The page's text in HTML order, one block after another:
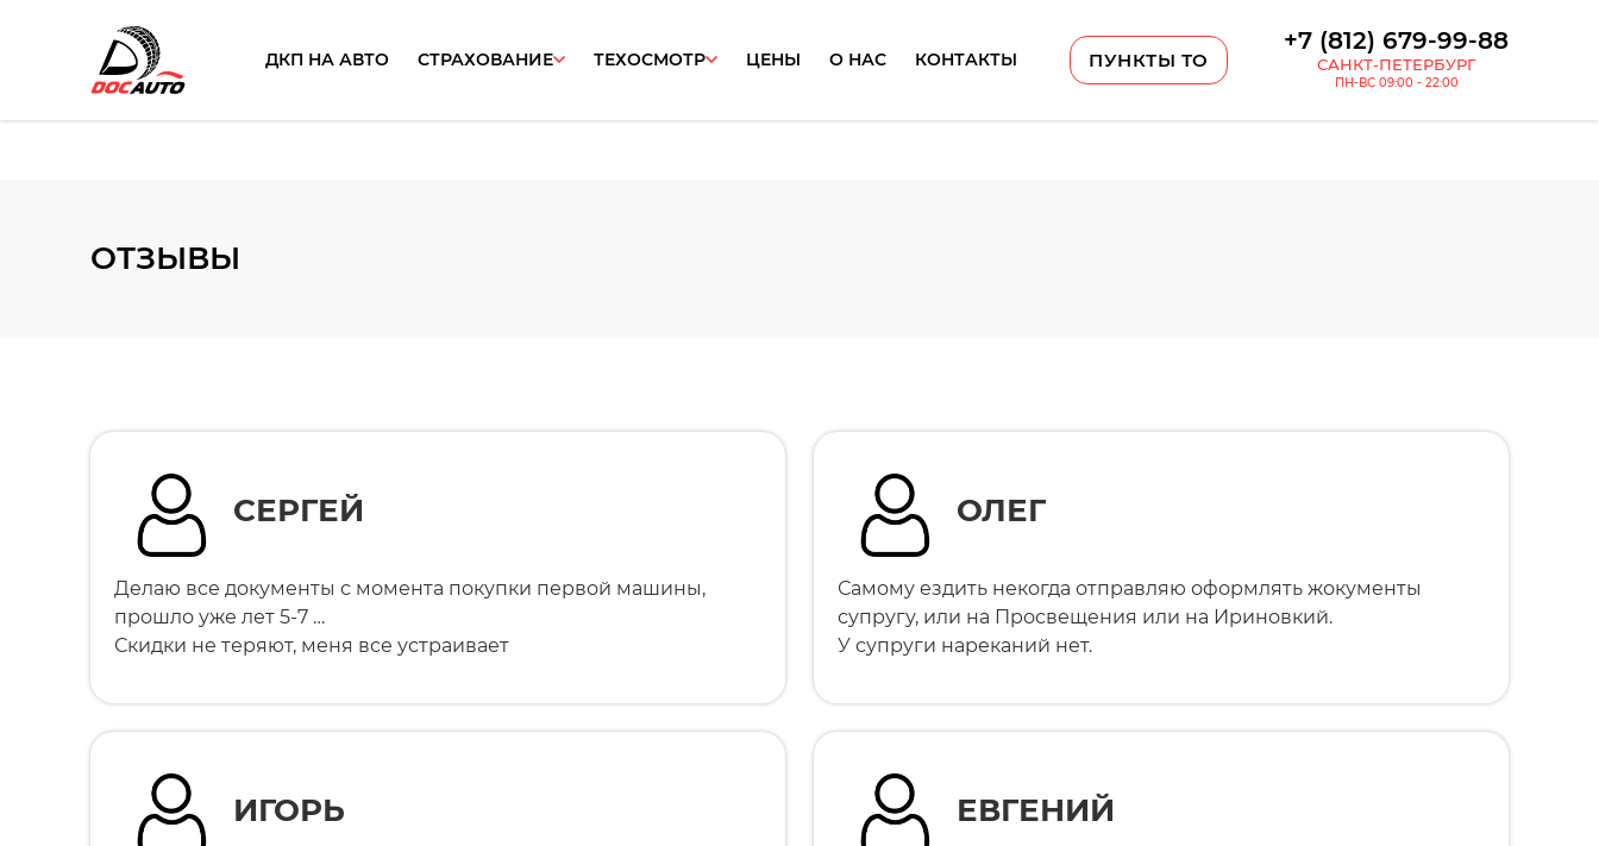
ДКП НА АВТО СТРАХОВАНИЕ ТЕХОСМОТР ЦЕНЫ О НАС КОНТАКТЫ ПУНКТЫ ТО
+7 (812) 679-99-88
САНКТ-ПЕТЕРБУРГ
ПН-ВС 09:00 - 22:00
ОТЗЫВЫ
СЕРГЕЙ
Делаю все документы с момента покупки первой машины,
прошло уже лет 5-7 …
Скидки не теряют, меня все устраивает
ОЛЕГ
Самому ездить некогда отправляю оформлять жокументы
супругу, или на Просвещения или на Ириновкий.
У супруги нареканий нет.
ИГОРЬ ЕВГЕНИЙ